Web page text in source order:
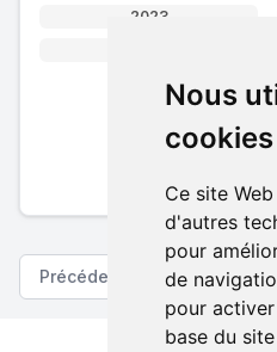
Nous
cookies
Ce site
d'autres
pour
de
pour
base du
2023
31
En savoir plus
Précédent